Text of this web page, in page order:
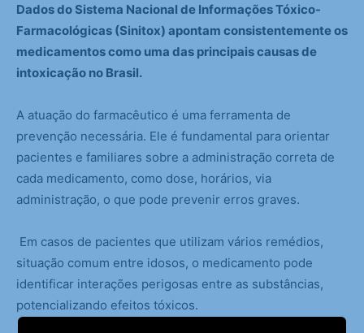
Dados do Sistema Nacional de Informações Tóxico-
Farmacológicas (Sinitox) apontam consistentemente os
medicamentos como uma das principais causas de
intoxicação no Brasil.
A atuação do farmacêutico é uma ferramenta de
prevenção necessária. Ele é fundamental para orientar
pacientes e familiares sobre a administração correta de
cada medicamento, como dose, horários, via
administração, o que pode prevenir erros graves.
Em casos de pacientes que utilizam vários remédios,
situação comum entre idosos, o medicamento pode
identificar interações perigosas entre as substâncias,
potencializando efeitos tóxicos.